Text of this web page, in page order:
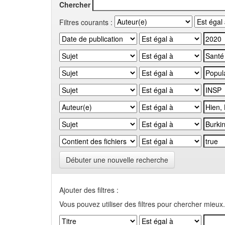
Chercher
Filtres courants :
Débuter une nouvelle recherche
Ajouter des filtres :
Vous pouvez utiliser des filtres pour chercher mieux.